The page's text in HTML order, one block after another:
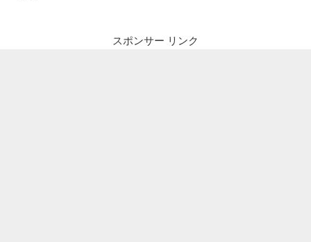
スポンサー リンク